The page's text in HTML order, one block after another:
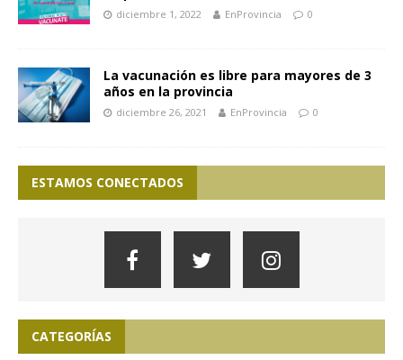
diciembre 1, 2022 EnProvincia 0
La vacunación es libre para mayores de 3
años en la provincia
diciembre 26, 2021 EnProvincia 0
ESTAMOS CONECTADOS
CATEGORÍAS